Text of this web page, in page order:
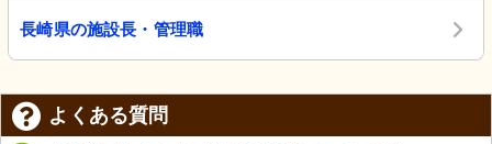
長崎県の施設長・管理職
よくある質問